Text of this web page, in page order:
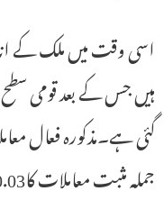
جملہ مثبت معاملات کا0.03فیصد ہے۔